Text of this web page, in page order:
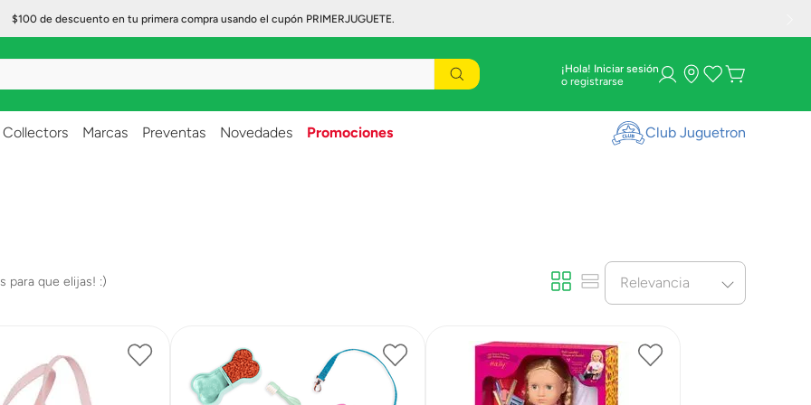
$100 de descuento en tu primera compra usando el cupón PRIMERJUGUETE.
¡Hola! Iniciar sesión
Collectors Marcas Preventas Novedades Promociones Club Juguetron
Relevancia